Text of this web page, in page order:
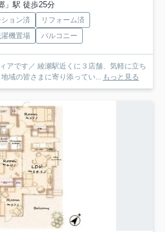
」駅 徒歩25分
ション済
リフォーム済
機置場 バルコニー
店舗、気軽に立ち
域の皆さまに寄り添ってい... もっと見る